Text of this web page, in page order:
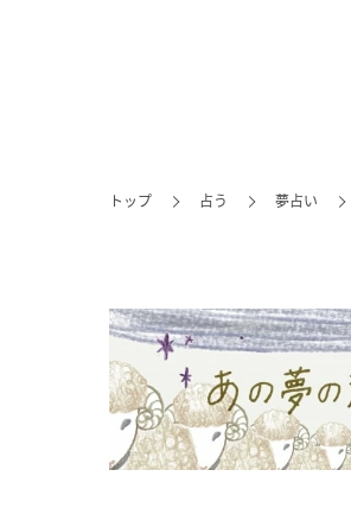
トップ 占う 夢占い